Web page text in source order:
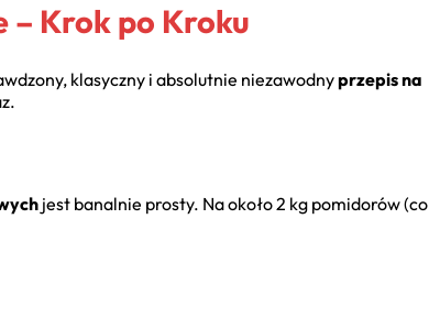
– Krok po Kroku
klasyczny i absolutnie niezawodnyprzepis na
jest banalnie prosty. Na około 2 kg pomidorów (co